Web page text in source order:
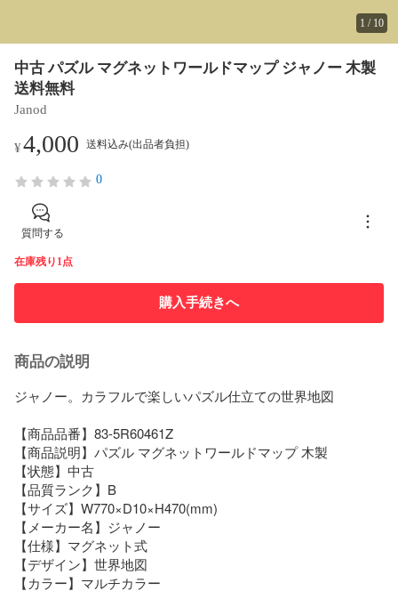
1 / 10
中古 パズル マグネットワールドマップ ジャノー 木製
送料無料
Janod
¥4,000 送料込み(出品者負担)
0
質問する
在庫残り1点
購入手続きへ
商品の説明
ジャノー。カラフルで楽しいパズル仕立ての世界地図
【商品品番】83-5R60461Z
【商品説明】パズル マグネットワールドマップ 木製
【状態】中古
【品質ランク】B
【サイズ】W770×D10×H470(mm)
【メーカー名】ジャノー
【仕様】マグネット式
【デザイン】世界地図
【カラー】マルチカラー